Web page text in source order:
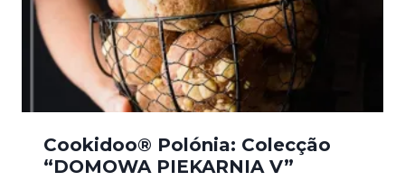
Cookidoo® Polónia: Colecção
“DOMOWA PIEKARNIA V”